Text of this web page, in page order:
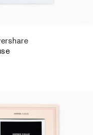
dans Blanche (special
épuisé